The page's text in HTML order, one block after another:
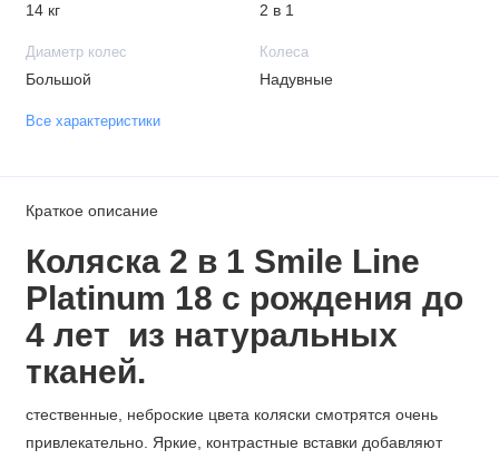
14 кг 2 в 1
Диаметр колес
Большой
Колеса
Надувные
Все характеристики
Краткое описание
Коляска 2 в 1 Smile Line
Platinum 18 с рождения до
4 лет из натуральных
тканей.
стественные, неброские цвета коляски смотрятся очень
привлекательно. Яркие, контрастные вставки добавляют